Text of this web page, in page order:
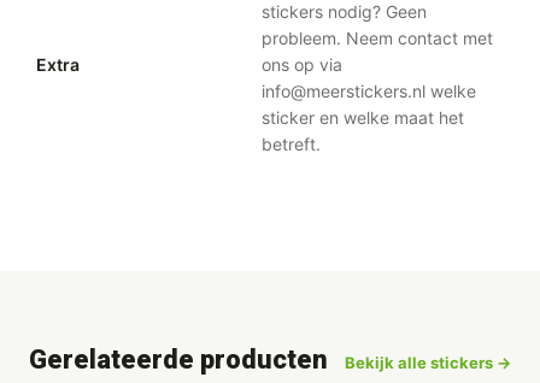
Extra
stickers nodig? Geen
probleem. Neem contact met
ons op via
info@meerstickers.nl welke
sticker en welke maat het
betreft.
Gerelateerde producten Bekijk alle stickers →